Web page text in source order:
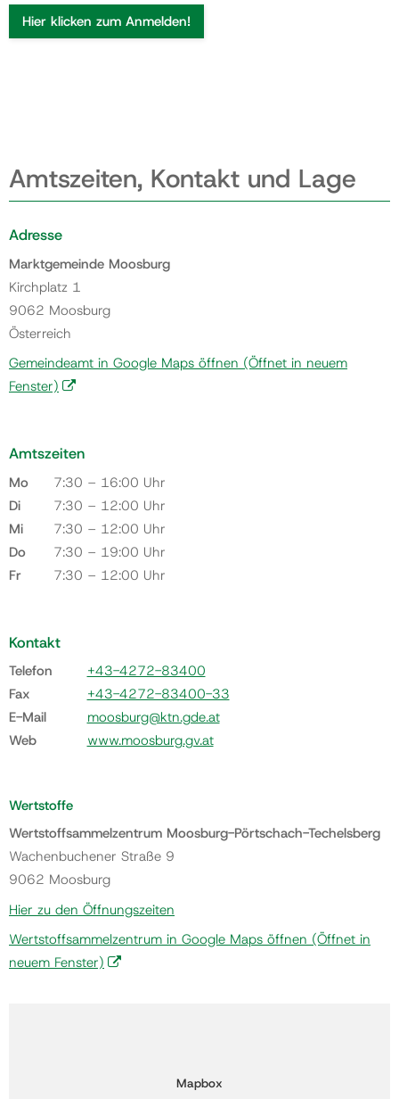
Hier klicken zum Anmelden!
Amtszeiten, Kontakt und Lage
Adresse
Marktgemeinde Moosburg
Kirchplatz 1
9062 Moosburg
Österreich
Gemeindeamt in Google Maps öffnen (Öffnet in neuem
Fenster)
Amtszeiten
Mo
7:30 – 16:00 Uhr
Di
7:30 – 12:00 Uhr
Mi
7:30 – 12:00 Uhr
Do
7:30 – 19:00 Uhr
Fr
7:30 – 12:00 Uhr
Kontakt
Telefon
+43-4272-83400
Fax
+43-4272-83400-33
E-Mail
moosburg@ktn.gde.at
Web
www.moosburg.gv.at
Wertstoffe
Wertstoffsammelzentrum Moosburg-Pörtschach-Techelsberg
Wachenbuchener Straße 9
9062 Moosburg
Hier zu den Öffnungszeiten
Wertstoffsammelzentrum in Google Maps öffnen (Öffnet in
neuem Fenster)
Mapbox